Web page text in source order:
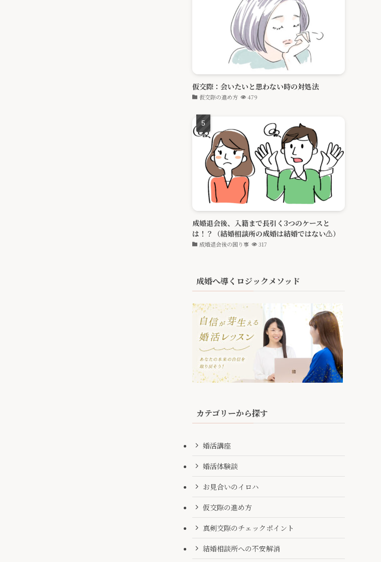
仮交際：会いたいと思わない時の対処法
仮交際の進め方 479
成婚退会後、入籍まで長引く3つのケースと
は！？（結婚相談所の成婚は結婚ではない⚠️）
成婚退会後の困り事 317
成婚へ導くロジックメソッド
カテゴリーから探す
婚活講座
婚活体験談
お見合いのイロハ
仮交際の進め方
真剣交際のチェックポイント
結婚相談所への不安解消